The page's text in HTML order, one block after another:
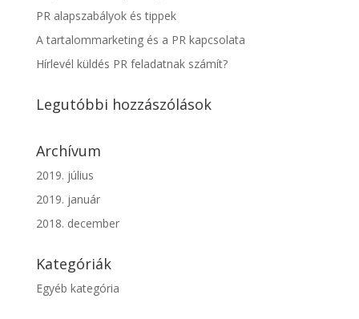
PR alapszabályok és tippek
A tartalommarketing és a PR kapcsolata
Hírlevél küldés PR feladatnak számít?
Legutóbbi hozzászólások
Archívum
2019. július
2019. január
2018. december
Kategóriák
Egyéb kategória